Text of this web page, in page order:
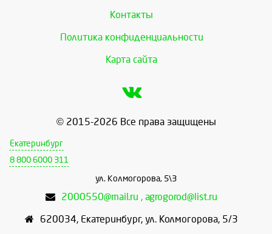
Контакты
Политика конфиденциальности
Карта сайта
© 2015-2026 Все права защищены
Екатеринбург
8 800 6000 311
ул. Колмогорова, 5\3
2000550@mail.ru , agrogorod@list.ru
620034, Екатеринбург, ул. Колмогорова, 5/3